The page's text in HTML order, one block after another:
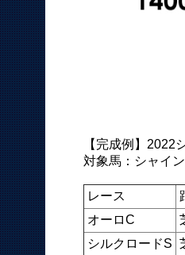
【完成例】2022
対象馬：シャイ
レース
オーロC
シルクロードS